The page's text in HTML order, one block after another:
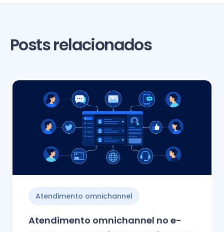
Posts relacionados
Atendimento omnichannel
Atendimento omnichannel no e-